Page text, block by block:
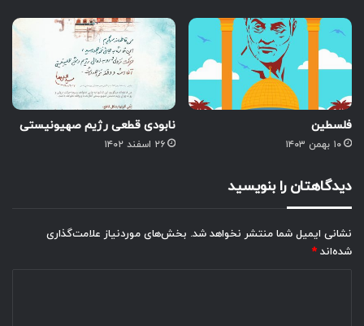
فلسطین
۱۰ بهمن ۱۴۰۳
نابودی قطعی رژیم صهیونیستی
۲۶ اسفند ۱۴۰۲
دیدگاهتان را بنویسید
نشانی ایمیل شما منتشر نخواهد شد. بخش‌های موردنیاز علامت‌گذاری
شده‌اند *